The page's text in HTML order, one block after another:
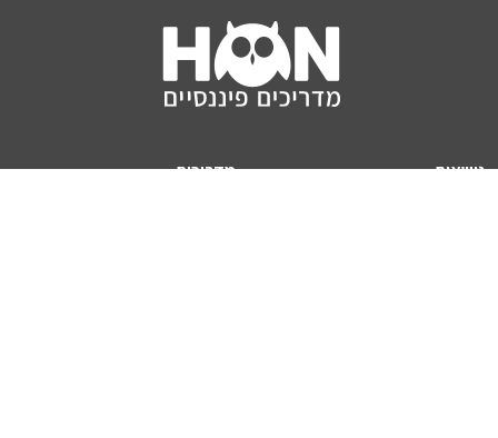
נושאים
מדריכים